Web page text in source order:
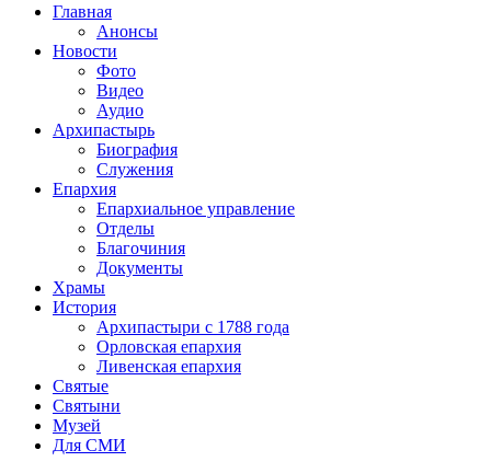
Главная
Анонсы
Новости
Фото
Видео
Аудио
Архипастырь
Биография
Служения
Епархия
Епархиальное управление
Отделы
Благочиния
Документы
Храмы
История
Архипастыри с 1788 года
Орловская епархия
Ливенская епархия
Святые
Святыни
Музей
Для СМИ